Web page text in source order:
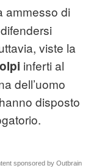
ammesso di
viste la
inferti al
dell’uomo
disposto
sponsored by Outbrain